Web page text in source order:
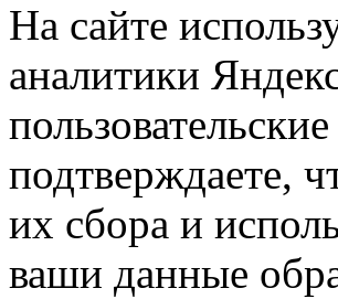
На сайте
аналитики
подтверждаете,
их сбора и
ваши данные